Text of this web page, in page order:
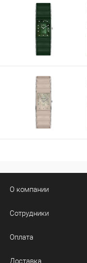
О компании
Сотрудники
Оплата
Доставка